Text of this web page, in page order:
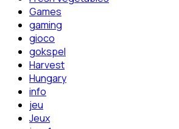
Games
gaming
gioco
gokspel
Harvest
Hungary
info
jeu
Jeux